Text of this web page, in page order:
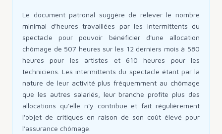
Le document patronal suggère de relever le nombre
minimal d'heures travaillées par les intermittents du
spectacle pour pouvoir bénéficier d'une allocation
chômage de 507 heures sur les 12 derniers mois à 580
heures pour les artistes et 610 heures pour les
techniciens. Les intermittents du spectacle étant par la
nature de leur activité plus fréquemment au chômage
que les autres salariés, leur branche profite plus des
allocations qu'elle n'y contribue et fait régulièrement
l'objet de critiques en raison de son coût élevé pour
l'assurance chômage.